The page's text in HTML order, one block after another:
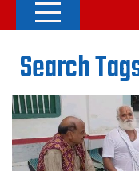
Search